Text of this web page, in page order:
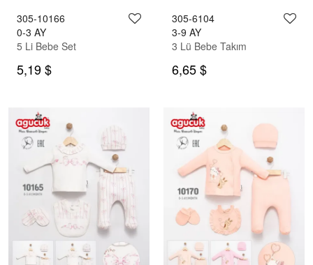
305-10166
0-3 AY
5 Li Bebe Set
5,19 $
305-6104
3-9 AY
3 Lü Bebe Takım
6,65 $